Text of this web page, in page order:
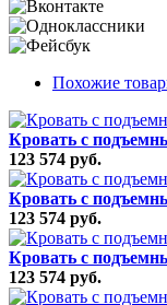
Похожие
Кровать с
123 574 руб.
Кровать с
123 574 руб.
Кровать с
123 574 руб.